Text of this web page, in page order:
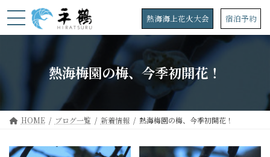
ン
プ
ビ
動
熱海海上花火大会 宿泊予約
熱海梅園の梅、今季初開花！
HOME ブログ一覧 新着情報 熱海梅園の梅、今季初開花！